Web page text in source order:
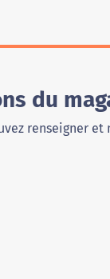
du
renseigner